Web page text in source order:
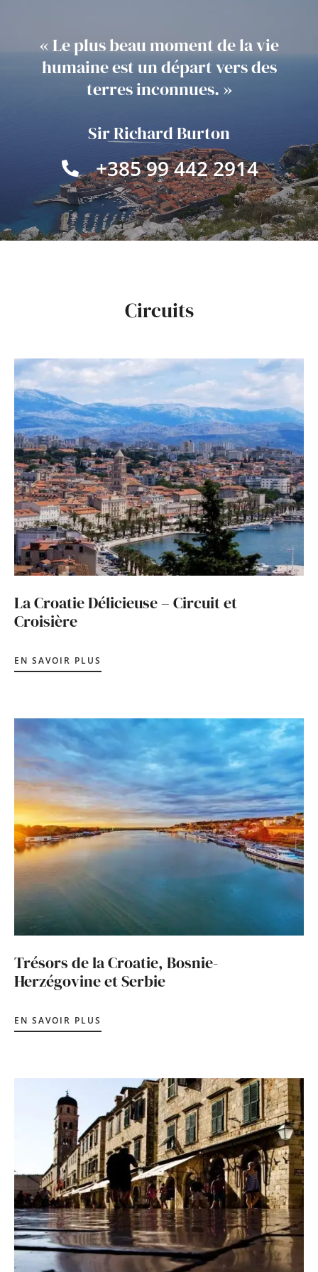
« Le plus beau moment de la vie
humaine est un départ vers des
terres inconnues. »
Sir Richard Burton
+385 99 442 2914
Circuits
La Croatie Délicieuse – Circuit et
Croisière
EN SAVOIR PLUS
Trésors de la Croatie, Bosnie-
Herzégovine et Serbie
EN SAVOIR PLUS